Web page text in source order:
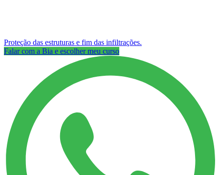
Proteção das estruturas e fim das infiltrações.
Falar com a Bia e escolher meu curso